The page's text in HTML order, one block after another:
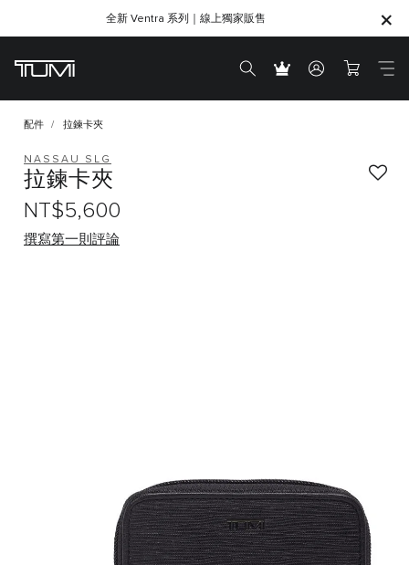
SHOP GIFTS
SHOP GIFTS
全新 Ventra 系列｜線上獨家販售
配件 拉鍊卡夾
NASSAU SLG
拉鍊卡夾
NT$5,600
撰寫第一則評論